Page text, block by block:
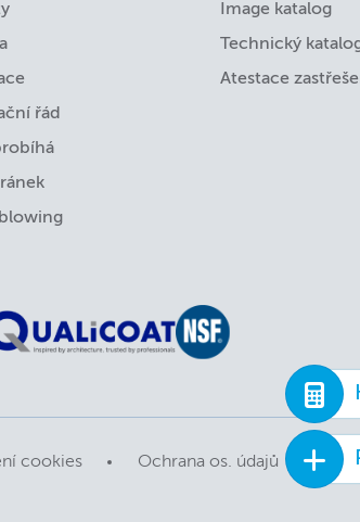
řád
Image katalog
Technický
Atestace
cookies Ochrana os. údajů